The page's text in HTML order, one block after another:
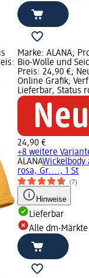
Marke: ALANA;
Bio-Wolle und
Preis: 24,90 €;
Online Grafik;
Lieferbar, Status
24,90 €
+8 weitere
ALANAWickelbody
rosa, Gr...., 1 St
(7)
Hinweise
Lieferbar
Alle dm-Märkte